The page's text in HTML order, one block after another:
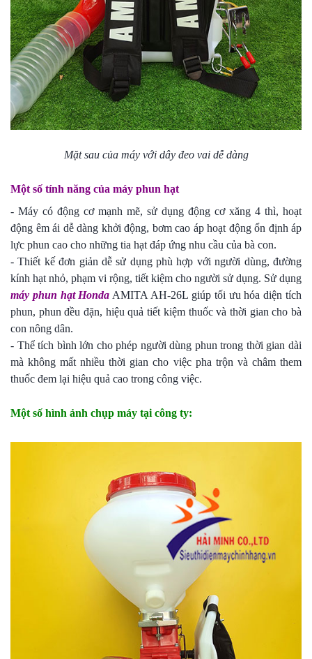
Mặt sau của máy với dây đeo vai dễ dàng
Một số tính năng của máy phun hạt
- Máy có động cơ mạnh mẽ, sử dụng động cơ xăng 4 thì, hoạt
động êm ái dễ dàng khởi động, bơm cao áp hoạt động ổn định áp
lực phun cao cho những tia hạt đáp ứng nhu cầu của bà con.
- Thiết kế đơn giản dễ sử dụng phù hợp với người dùng, đường
kính hạt nhỏ, phạm vi rộng, tiết kiệm cho người sử dụng. Sử dụng
máy phun hạt Honda AMITA AH-26L giúp tối ưu hóa diện tích
phun, phun đều đặn, hiệu quả tiết kiệm thuốc và thời gian cho bà
con nông dân.
- Thể tích bình lớn cho phép người dùng phun trong thời gian dài
mà không mất nhiều thời gian cho việc pha trộn và châm them
thuốc đem lại hiệu quả cao trong công việc.
Một số hình ảnh chụp máy tại công ty: